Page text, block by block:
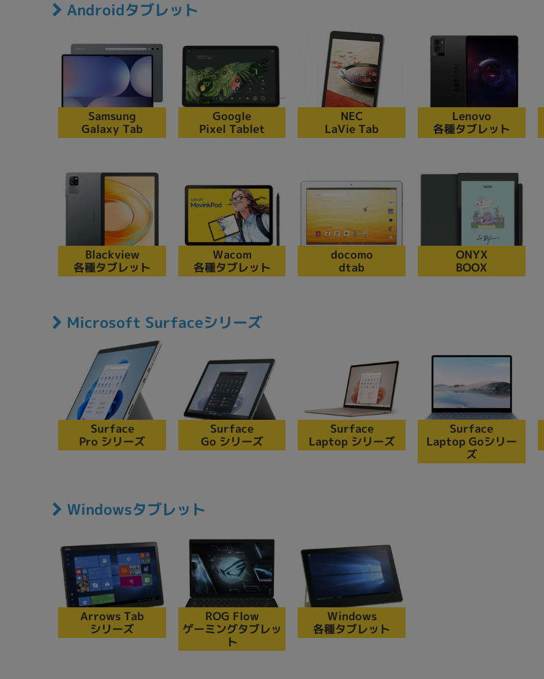
Androidタブレット
Samsung
Galaxy Tab
Google
Pixel Tablet
NEC
LaVie Tab
Lenovo
各種タブレット
Blackview
各種タブレット
Wacom
各種タブレット
docomo
dtab
ONYX
BOOX
Microsoft Surfaceシリーズ
Surface
Pro シリーズ
Surface
Go シリーズ
Surface
Laptop シリーズ
Surface
Laptop Goシリー
ズ
Windowsタブレット
Arrows Tab
シリーズ
ROG Flow
ゲーミングタブレッ
ト
Windows
各種タブレット
アウトレット
Win 10 Win 8 MacOS ChromeOS その他
メモリ
モニタサイズ
発売日
年
各項目のチェックボックスは「or検索」となります。
ただし機能別のみ「and検索」となります。